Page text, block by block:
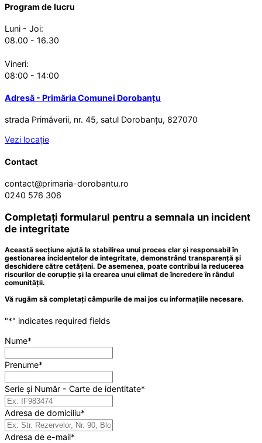
Program de lucru
Luni - Joi:
08.00 - 16.30
Vineri:
08:00 - 14:00
Adresă - Primăria Comunei Dorobanțu
strada Primăverii, nr. 45, satul Dorobanțu, 827070
Vezi locație
Contact
contact@primaria-dorobantu.ro
0240 576 306
Completați formularul pentru a semnala un incident
de integritate
Această secțiune ajută la stabilirea unui proces clar și responsabil în
gestionarea incidentelor de integritate, demonstrând transparență și
deschidere către cetățeni. De asemenea, poate contribui la reducerea
riscurilor de corupție și la crearea unui climat de încredere în rândul
comunității.
Vă rugăm să completați câmpurile de mai jos cu informațiile necesare.
"*" indicates required fields
Nume*
Prenume*
Serie și Număr - Carte de identitate*
Adresa de domiciliu*
Adresa de e-mail*